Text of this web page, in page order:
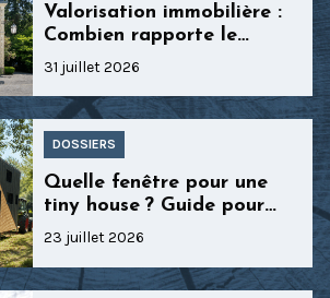
Valorisation immobilière :
Combien rapporte le
remplacement de fenêtres
en bois à la revente ?
31 juillet 2026
DOSSIERS
Quelle fenêtre pour une
tiny house ? Guide pour
allier lumière et isolation
23 juillet 2026